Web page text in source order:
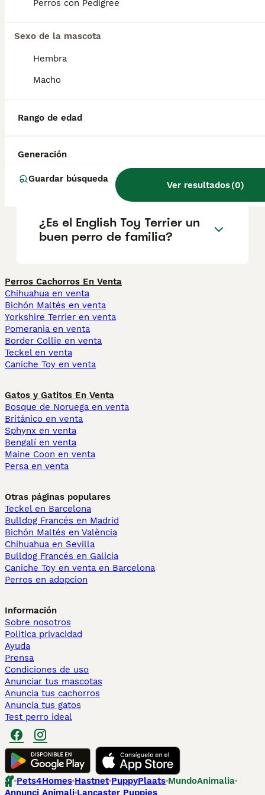
Perros con Pedigree
Sexo de la mascota
Hembra
Macho
Rango de edad
Generación
Guardar búsqueda
Ver resultados(0)
¿Cuál es el terrier más
tranquilo?
una raza agresiva?
¿Cuánto cuesta un cachorro
de English Toy Terrier?
¿Es el English Toy Terrier un
buen perro de familia?
Perros Cachorros En Venta
Chihuahua en venta
Bichón Maltés en venta
Yorkshire Terrier en venta
Pomerania en venta
Border Collie en venta
Teckel en venta
Caniche Toy en venta
Gatos y Gatitos En Venta
Bosque de Noruega en venta
Británico en venta
Sphynx en venta
Bengalí en venta
Maine Coon en venta
Persa en venta
Otras páginas populares
Teckel en Barcelona
Bulldog Francés en Madrid
Bichón Maltés en València
Chihuahua en Sevilla
Bulldog Francés en Galicia
Caniche Toy en venta en Barcelona
Perros en adopcion
Información
Sobre nosotros
Politica privacidad
Ayuda
Prensa
Condiciones de uso
Anunciar tus mascotas
Anuncia tus cachorros
Anuncia tus gatos
Test perro ideal
Pets4Homes Hastnet PuppyPlaats MundoAnimalia